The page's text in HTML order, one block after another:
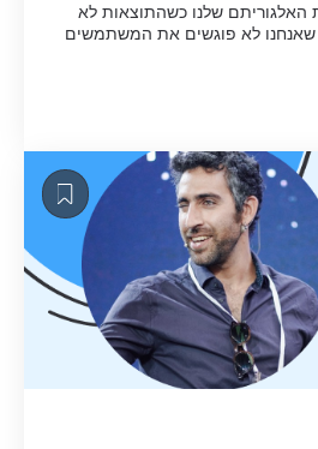
האלגוריתם שלנו כשהתוצאות לא
שאנחנו לא פוגשים את המשתמשים
אותנו? האזינו